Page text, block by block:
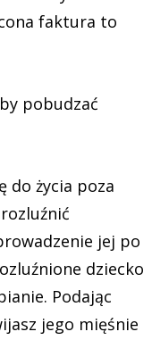
faktura to
pobudzać
do życia poza
jej po
dziecko
Podając
jego mięśnie